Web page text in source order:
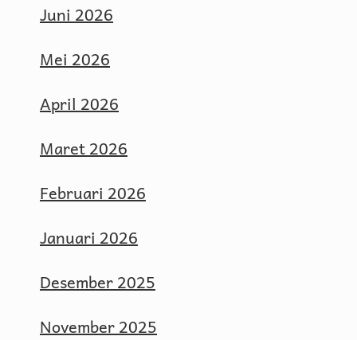
Juni 2026
Mei 2026
April 2026
Maret 2026
Februari 2026
Januari 2026
Desember 2025
November 2025